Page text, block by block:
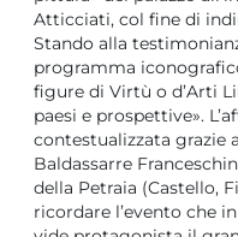
Atticciati, col fine di
Stando alla
programma
figure di Virtù o d’Arti
paesi e prospettive».
contestualizzata grazie
Baldassarre
della Petraia (Castello,
ricordare l’evento che in